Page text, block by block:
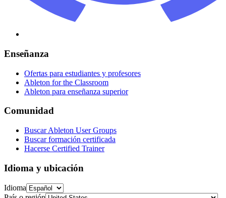
Enseñanza
Ofertas para estudiantes y profesores
Ableton for the Classroom
Ableton para enseñanza superior
Comunidad
Buscar Ableton User Groups
Buscar formación certificada
Hacerse Certified Trainer
Idioma y ubicación
Idioma